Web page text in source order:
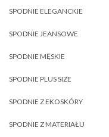
SPODNIE ELEGANCKIE
SPODNIE JEANSOWE
SPODNIE MĘSKIE
SPODNIE PLUS SIZE
SPODNIE Z EKOSKÓRY
SPODNIE Z MATERIAŁU